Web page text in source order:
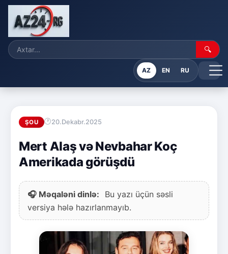
🔍
AZ EN RU
ŞOU 20.Dekabr.2025
Mert Alaş və Nevbahar Koç
Amerikada görüşdü
🎧 Məqaləni dinlə:
Bu yazı üçün səsli
versiya hələ hazırlanmayıb.